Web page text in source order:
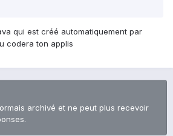
qui est créé automatiquement par
codera ton applis
archivé et ne peut plus recevoir